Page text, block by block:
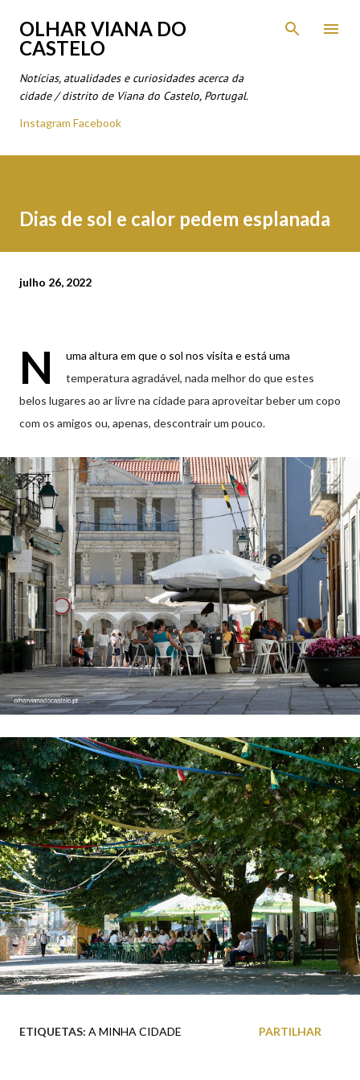
Avançar para o conteúdo principal
OLHAR VIANA DO
CASTELO
Notícias, atualidades e curiosidades acerca da
cidade / distrito de Viana do Castelo, Portugal.
Instagram Facebook
Dias de sol e calor pedem esplanada
julho 26, 2022
N
uma altura em que o sol nos visita e está uma
temperatura agradável, nada melhor do que estes
belos lugares ao ar livre na cidade para aproveitar beber um copo
com os amigos ou, apenas, descontrair um pouco.
ETIQUETAS: A MINHA CIDADE PARTILHAR